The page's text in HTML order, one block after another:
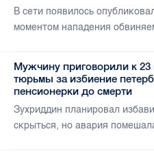
В сети появилось
моментом нападения
Мужчину приговорили к 23
тюрьмы за избиение
пенсионерки до смерти
Зухриддин планировал
скрыться, но авария